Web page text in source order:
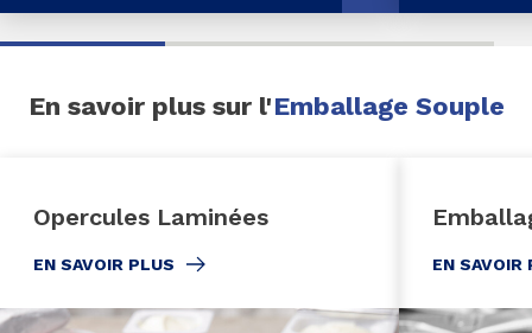
En savoir plus sur l'Emballage Souple
Opercules Laminées
EN SAVOIR PLUS EN SAVOIR